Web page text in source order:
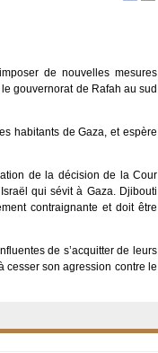
de nouvelles mesures
gouvernorat de Rafah au sud
habitants de Gaza, et espère
de la décision de la Cour
qui sévit à Gaza. Djibouti
contraignante et doit être
de s’acquitter de leurs
cesser son agression contre le